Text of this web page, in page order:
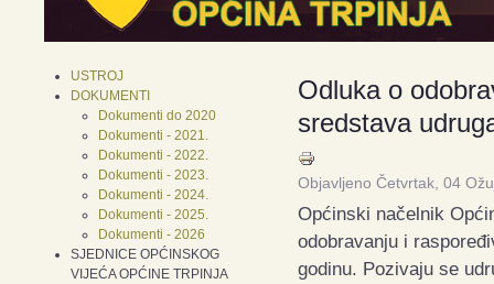
USTROJ
DOKUMENTI
Dokumenti do 2020
Dokumenti - 2021.
Dokumenti - 2022.
Dokumenti - 2023.
Dokumenti - 2024.
Dokumenti - 2025.
Dokumenti - 2026
SJEDNICE OPĆINSKOG
VIJEĆA OPĆINE TRPINJA
Odluka o
sredstava
Objavljeno Četvrtak, 04
Općinski načelnik
odobravanju i
godinu. Pozivaju se